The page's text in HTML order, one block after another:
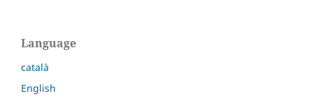
Language
català
English